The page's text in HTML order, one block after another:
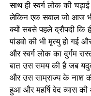
साथ ही स्वर्ग लोक की
लेकिन एक सवाल जो आज
क्यों सबसे पहले द्रौपदी कि
पांडवो की भी मृत्यु हो गई
और स्वर्ग लोक का दुर्गम
बात उस समय की है जब
और उस साम्राज्य के नाश
हुआ और महर्षि वेद व्यास